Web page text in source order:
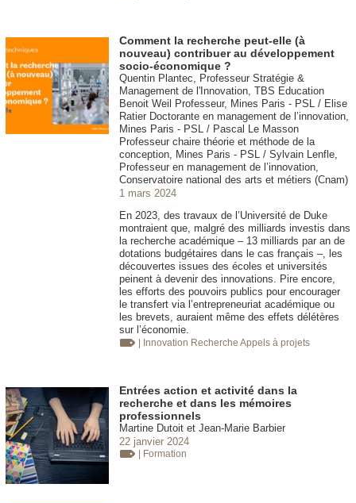
Comment la recherche peut-elle (à
nouveau) contribuer au développement
socio-économique ?
Quentin Plantec, Professeur Stratégie &
Management de l'Innovation, TBS Education
Benoit Weil Professeur, Mines Paris - PSL / Elise
Ratier Doctorante en management de l’innovation,
Mines Paris - PSL / Pascal Le Masson
Professeur chaire théorie et méthode de la
conception, Mines Paris - PSL / Sylvain Lenfle,
Professeur en management de l’innovation,
Conservatoire national des arts et métiers (Cnam)
1 mars 2024
En 2023, des travaux de l’Université de Duke
montraient que, malgré des milliards investis dans
la recherche académique – 13 milliards par an de
dotations budgétaires dans le cas français –, les
découvertes issues des écoles et universités
peinent à devenir des innovations. Pire encore,
les efforts des pouvoirs publics pour encourager
le transfert via l’entrepreneuriat académique ou
les brevets, auraient même des effets délétères
sur l’économie.
| Innovation Recherche Appels à projets
Entrées action et activité dans la
recherche et dans les mémoires
professionnels
Martine Dutoit et Jean-Marie Barbier
22 janvier 2024
| Formation